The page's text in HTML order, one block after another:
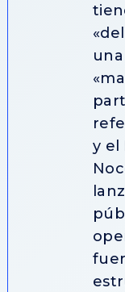
y el